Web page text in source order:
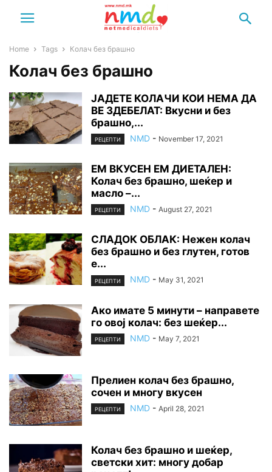
Home Tags Колач без брашно
Колач без брашно
ЈАДЕТЕ КОЛАЧИ КОИ НЕМА ДА
ВЕ ЗДЕБЕЛАТ: Вкусни и без
брашно,...
РЕЦЕПТИ NMD - November 17, 2021
ЕМ ВКУСЕН ЕМ ДИЕТАЛЕН:
Колач без брашно, шеќер и
масло –...
РЕЦЕПТИ NMD - August 27, 2021
СЛАДОК ОБЛАК: Нежен колач
без брашно и без глутен, готов
е...
РЕЦЕПТИ NMD - May 31, 2021
Ако имате 5 минути – направете
го овој колач: без шеќер...
РЕЦЕПТИ NMD - May 7, 2021
Прелиен колач без брашно,
сочен и многу вкусен
РЕЦЕПТИ NMD - April 28, 2021
Колач без брашно и шеќер,
светски хит: многу добар